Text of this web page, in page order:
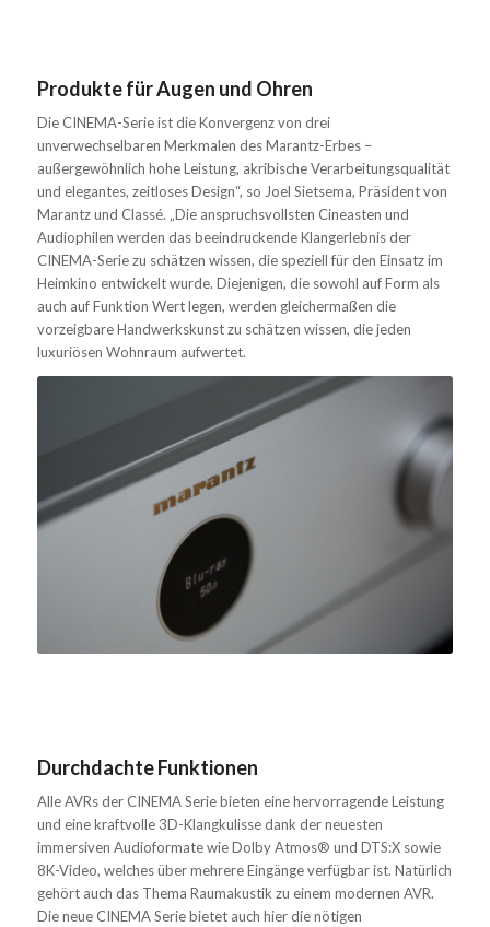
Produkte für Augen und Ohren
Die CINEMA-Serie ist die Konvergenz von drei
unverwechselbaren Merkmalen des Marantz-Erbes –
außergewöhnlich hohe Leistung, akribische Verarbeitungsqualität
und elegantes, zeitloses Design“, so Joel Sietsema, Präsident von
Marantz und Classé. „Die anspruchsvollsten Cineasten und
Audiophilen werden das beeindruckende Klangerlebnis der
CINEMA-Serie zu schätzen wissen, die speziell für den Einsatz im
Heimkino entwickelt wurde. Diejenigen, die sowohl auf Form als
auch auf Funktion Wert legen, werden gleichermaßen die
vorzeigbare Handwerkskunst zu schätzen wissen, die jeden
luxuriösen Wohnraum aufwertet.
Durchdachte Funktionen
Alle AVRs der CINEMA Serie bieten eine hervorragende Leistung
und eine kraftvolle 3D-Klangkulisse dank der neuesten
immersiven Audioformate wie Dolby Atmos® und DTS:X sowie
8K-Video, welches über mehrere Eingänge verfügbar ist. Natürlich
gehört auch das Thema Raumakustik zu einem modernen AVR.
Die neue CINEMA Serie bietet auch hier die nötigen